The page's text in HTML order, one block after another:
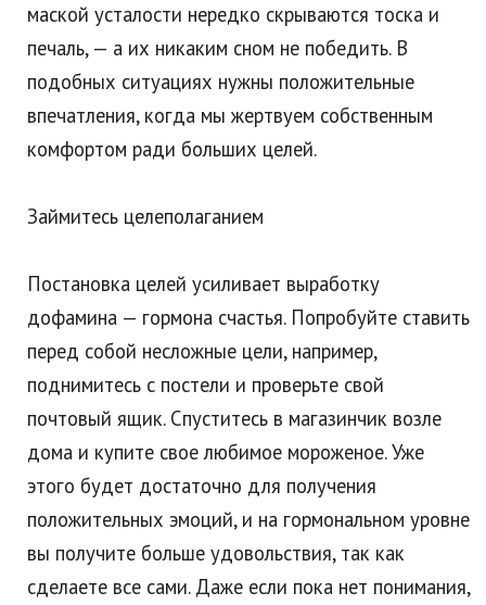
маской усталости нередко скрываются тоска и
печаль, — а их никаким сном не победить. В
подобных ситуациях нужны положительные
впечатления, когда мы жертвуем собственным
комфортом ради больших целей.
Займитесь целеполаганием
Постановка целей усиливает выработку
дофамина — гормона счастья. Попробуйте ставить
перед собой несложные цели, например,
поднимитесь с постели и проверьте свой
почтовый ящик. Спуститесь в магазинчик возле
дома и купите свое любимое мороженое. Уже
этого будет достаточно для получения
положительных эмоций, и на гормональном уровне
вы получите больше удовольствия, так как
сделаете все сами. Даже если пока нет понимания,